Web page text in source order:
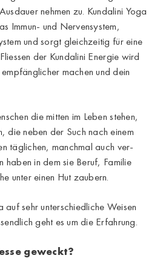
nehmen zu. Kundalini Yoga
Immun- und Nervensystem,
und sorgt gleichzeitig für eine
der Kundalini Energie wird
machen und dein
die mitten im Leben stehen,
die neben der Such nach einem
täglichen, manchmal auch ver-
haben in dem sie Beruf, Familie
unter einen Hut zaubern.
auf sehr unterschiedliche Weisen
geht es um die Erfahrung.
geweckt?